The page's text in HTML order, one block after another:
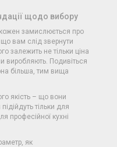
щодо вибору
замислюється про
вам слід звернути
залежить не тільки ціна
виробляють. Подивіться
більша, тим вища
якість – що вони
тільки для
професійної кухні
як